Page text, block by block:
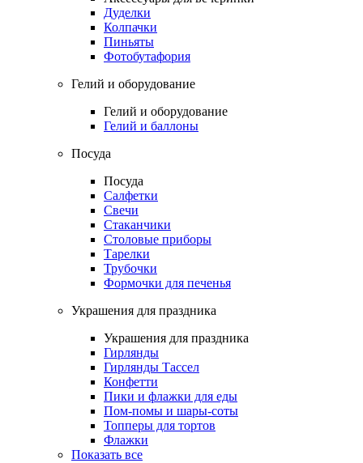
Дуделки
Колпачки
Пиньяты
Фотобутафория
Гелий и оборудование
Гелий и оборудование
Гелий и баллоны
Посуда
Посуда
Салфетки
Свечи
Стаканчики
Столовые приборы
Тарелки
Трубочки
Формочки для печенья
Украшения для праздника
Украшения для праздника
Гирлянды
Гирлянды Тассел
Конфетти
Пики и флажки для еды
Пом-помы и шары-соты
Топперы для тортов
Флажки
Показать все